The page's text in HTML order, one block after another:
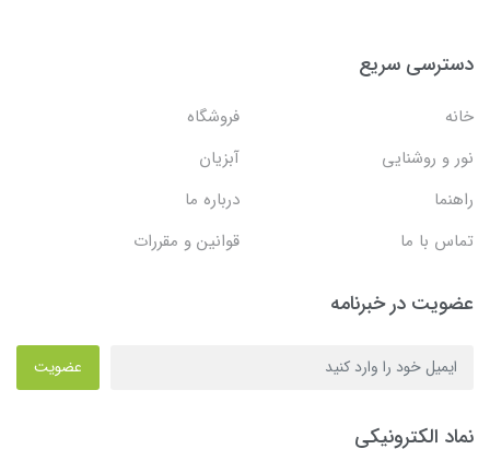
دسترسی سریع
خانه
فروشگاه
نور و روشنایی
آبزیان
راهنما
درباره ما
تماس با ما
قوانین و مقررات
عضویت در خبرنامه
عضویت
نماد الکترونیکی